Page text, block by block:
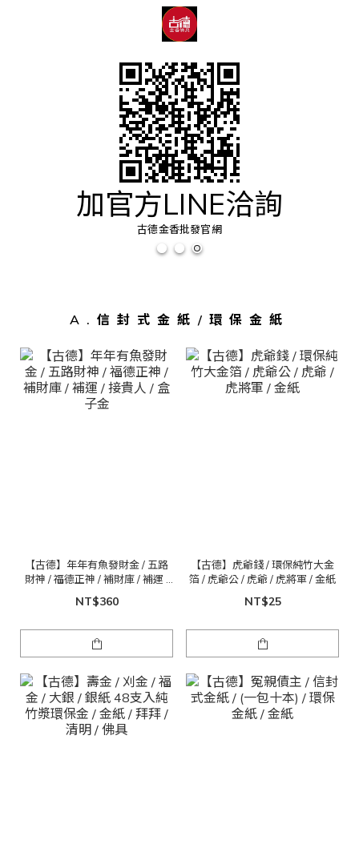
加官方LINE洽詢
古德金香批發官網
A.信封式金紙/環保金紙
【古德】年年有魚發財金 / 五路
財神 / 福德正神 / 補財庫 / 補運 /
接貴人 / 盒子金
NT$360
【古德】虎爺錢 / 環保純竹大金
箔 / 虎爺公 / 虎爺 / 虎將軍 / 金紙
NT$25